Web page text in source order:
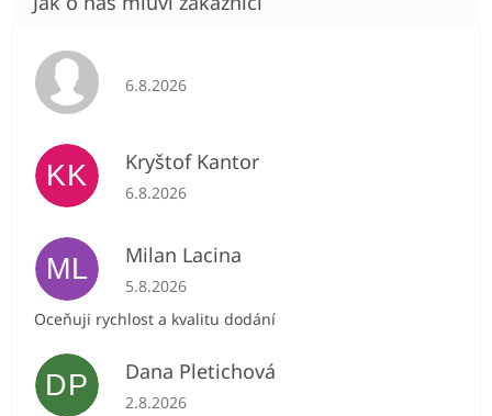
Hodnocení obchodu je 5 z 5 hvězdiček.
6.8.2026
KK Kryštof Kantor
Hodnocení obchodu je 5 z 5 hvězdiček.
6.8.2026
ML Milan Lacina
Hodnocení obchodu je 5 z 5 hvězdiček.
5.8.2026
Oceňuji rychlost a kvalitu dodání
DP Dana Pletichová
Hodnocení obchodu je 5 z 5 hvězdiček.
2.8.2026